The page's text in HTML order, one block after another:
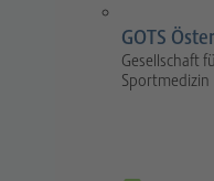
GOTS
Gesellschaft
Sportmedizin